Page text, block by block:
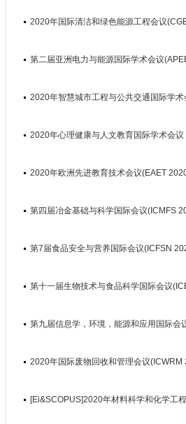
2020年国际清洁和绿色能源工程会议
第二届亚洲电力与能源国际学术会议
2020年智慧城市工程与公共交通国际学术
2020年心理健康与人文教育国际学术会议
2020年欧洲先进教育技术会议(EAET
第四届冶金基础与科学国际会议(ICMFS
第7届食品安全与营养国际会议(ICFSN
第十一届生物技术与食品科学国际会议
第九届信息学，环境，能源和应用国际会
2020年国际废物回收和管理会议(ICWRM
[Ei&SCOPUS]2020年材料科学和化学工